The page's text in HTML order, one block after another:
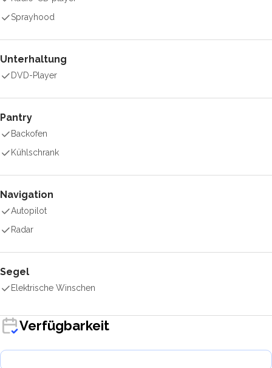
Sprayhood
Unterhaltung
DVD-Player
Pantry
Backofen
Kühlschrank
Navigation
Autopilot
Radar
Segel
Elektrische Winschen
Verfügbarkeit